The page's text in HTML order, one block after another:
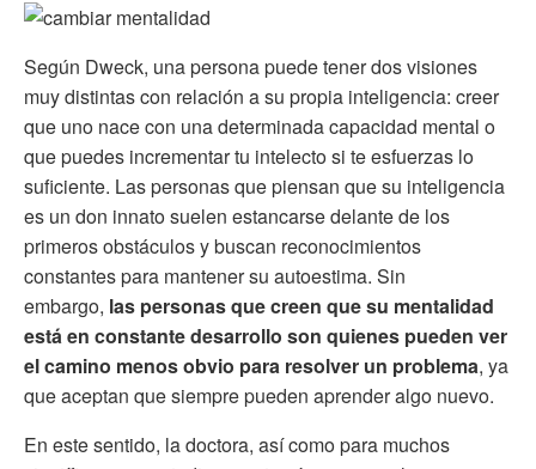
Según Dweck, una persona puede tener dos visiones
muy distintas con relación a su propia inteligencia: creer
que uno nace con una determinada capacidad mental o
que puedes incrementar tu intelecto si te esfuerzas lo
suficiente. Las personas que piensan que su inteligencia
es un don innato suelen estancarse delante de los
primeros obstáculos y buscan reconocimientos
constantes para mantener su autoestima. Sin
embargo, las personas que creen que su mentalidad
está en constante desarrollo son quienes pueden ver
el camino menos obvio para resolver un problema, ya
que aceptan que siempre pueden aprender algo nuevo.
En este sentido, la doctora, así como para muchos